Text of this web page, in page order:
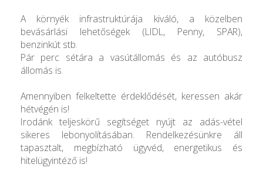
A környék infrastruktúrája kiváló, a közelben
bevásárlási lehetőségek (LIDL, Penny, SPAR),
benzinkút stb.
Pár perc sétára a vasútállomás és az autóbusz
állomás is.
Amennyiben felkeltette érdeklődését, keressen akár
hétvégén is!
Irodánk teljeskörű segítséget nyújt az adás-vétel
sikeres lebonyolításában. Rendelkezésünkre áll
tapasztalt, megbízható ügyvéd, energetikus és
hitelügyintéző is!